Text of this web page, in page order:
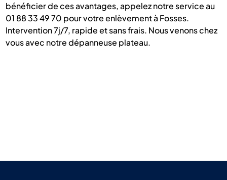
bénéficier de ces avantages, appelez notre service au
01 88 33 49 70 pour votre enlèvement à Fosses.
Intervention 7j/7, rapide et sans frais. Nous venons chez
vous avec notre dépanneuse plateau.